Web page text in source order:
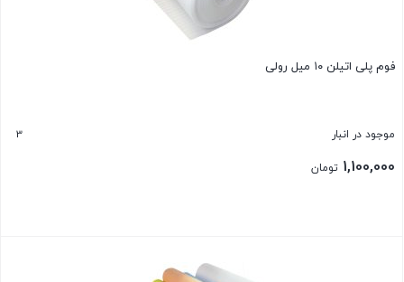
فوم پلی اتیلن ۱۰ میل رولی
موجود در انبار 3
1,100,000 تومان